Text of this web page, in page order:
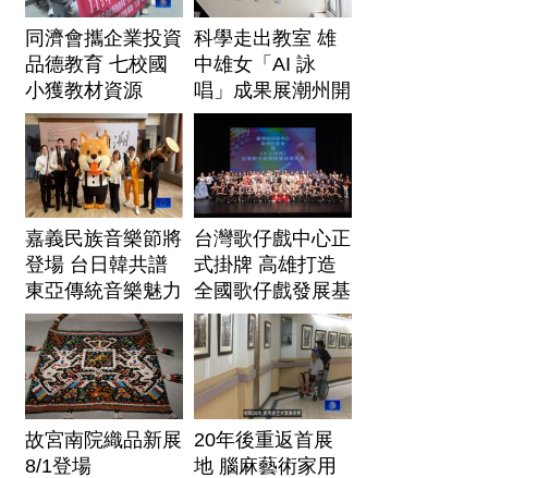
同濟會攜企業投資
品德教育 七校國
小獲教材資源
科學走出教室 雄
中雄女「AI 詠
唱」成果展潮州開
展
嘉義民族音樂節將
登場 台日韓共譜
東亞傳統音樂魅力
台灣歌仔戲中心正
式掛牌 高雄打造
全國歌仔戲發展基
地
故宮南院織品新展
8/1登場
20年後重返首展
地 腦麻藝術家用